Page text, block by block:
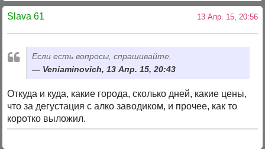
Slava 61 13 Апр. 15, 20:56
Если есть вопросы, спрашивайте.
Veniaminovich, 13 Апр. 15, 20:43
Откуда и куда, какие города, сколько дней, какие цены,
что за дегустация с алко заводиком, и прочее, как то
коротко выложил.